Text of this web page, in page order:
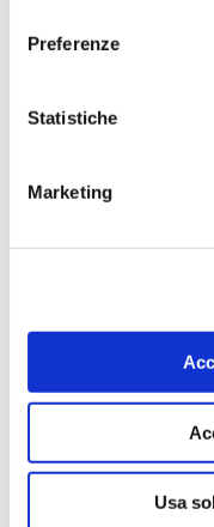
Preferenze
Statistiche
Marketing
Usa
Novembre 2022
Settembre 2022
Marzo 2022
Ottobre 2021
Luglio 2021
Aprile 2021